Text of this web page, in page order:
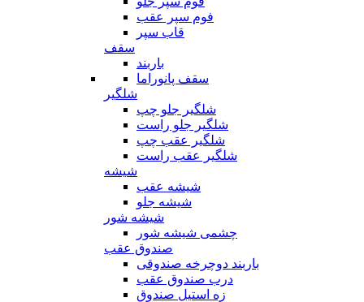
فوم سپر عقب
قاب سپر
سقف
باربند
سقف پانوراما
شلگیر
شلگیر جلو چپ
شلگیر جلو راست
شلگیر عقب چپ
شلگیر عقب راست
شیشه
شیشه عقب
شیشه جلو
شیشه شور
چشمی شیشه شور
صندوق عقب
باربند دوچرخه صندوقی
درب صندوق عقب
زه استیل صندوق